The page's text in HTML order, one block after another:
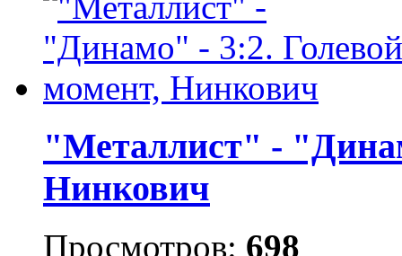
"Металлист" -
Нинкович
Просмотров: 698